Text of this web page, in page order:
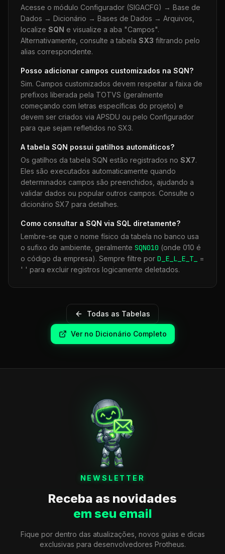
Acesse o módulo Configurador (SIGACFG) → Base de
Dados → Dicionário → Bases de Dados → Arquivos,
localize SQN e visualize a aba "Campos".
Alternativamente, consulte a tabela SX3 filtrando pelo
alias correspondente.
Posso adicionar campos customizados na SQN?
Sim. Campos customizados devem respeitar a faixa de
prefixos liberada pela TOTVS (geralmente
começando com letras específicas do projeto) e
devem ser criados via APSDU ou pelo Configurador
para que sejam refletidos no SX3.
A tabela SQN possui gatilhos automáticos?
Os gatilhos da tabela SQN estão registrados no SX7.
Eles são executados automaticamente quando
determinados campos são preenchidos, ajudando a
validar dados ou popular outros campos. Consulte o
dicionário SX7 para detalhes.
Como consultar a SQN via SQL diretamente?
Lembre-se que o nome físico da tabela no banco usa
o sufixo do ambiente, geralmente SQN010 (onde 010 é
o código da empresa). Sempre filtre por D_E_L_E_T_
=
' ' para excluir registros logicamente deletados.
Todas as Tabelas
Ver no Dicionário Completo
NEWSLETTER
Receba as novidades
em seu email
Fique por dentro das atualizações, novos guias e dicas
exclusivas para desenvolvedores Protheus.